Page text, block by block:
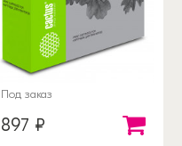
Под заказ
897 ₽